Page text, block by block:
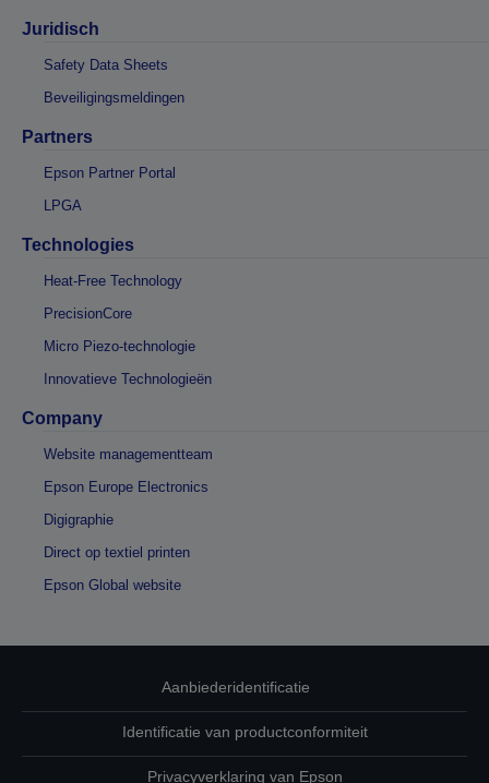
Juridisch
Safety Data Sheets
Beveiligingsmeldingen
Partners
Epson Partner Portal
LPGA
Technologies
Heat-Free Technology
PrecisionCore
Micro Piezo-technologie
Innovatieve Technologieën
Company
Website managementteam
Epson Europe Electronics
Digigraphie
Direct op textiel printen
Epson Global website
Aanbiederidentificatie
Identificatie van productconformiteit
Privacyverklaring van Epson